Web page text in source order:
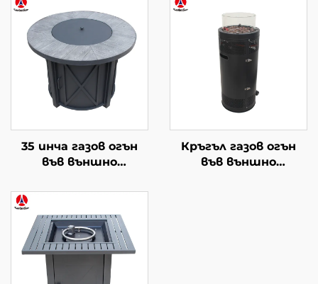
35 инча газов огън
във външно
Кръгъл газов огън
във външно